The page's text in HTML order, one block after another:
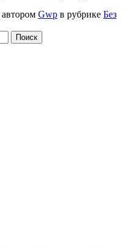
автором Gwp в рубрике Без